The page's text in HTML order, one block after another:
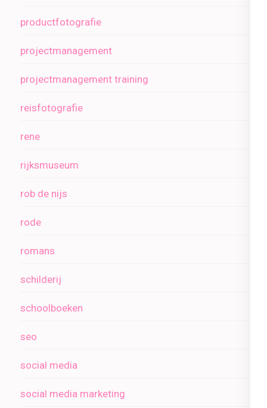
productfotografie
projectmanagement
projectmanagement training
reisfotografie
rene
rijksmuseum
rob de nijs
rode
romans
schilderij
schoolboeken
seo
social media
social media marketing